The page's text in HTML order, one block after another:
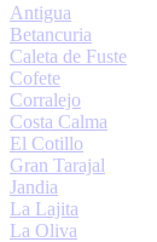
Antigua
Betancuria
Caleta de Fuste
Cofete
Corralejo
Costa Calma
El Cotillo
Gran Tarajal
Jandia
La Lajita
La Oliva